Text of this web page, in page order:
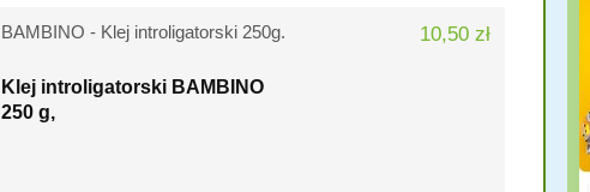
BAMBINO - Klej introligatorski 250g.
Klej introligatorski BAMBINO
250 g,
10,50 zł